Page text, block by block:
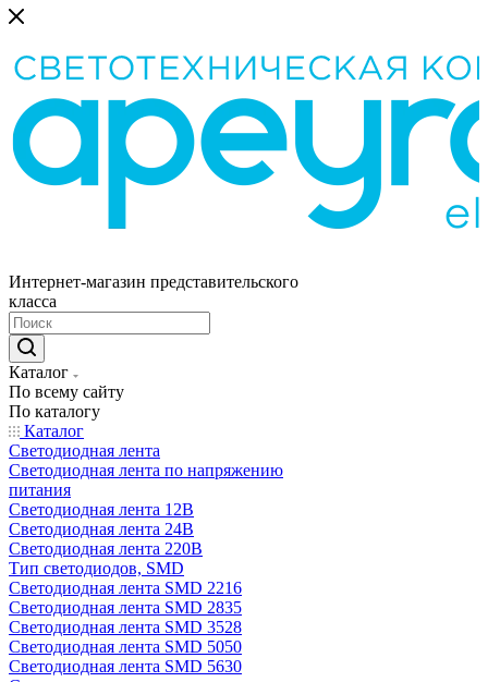
Интернет-магазин представительского
класса
Каталог
По всему сайту
По каталогу
Каталог
Светодиодная лента
Светодиодная лента по напряжению
питания
Светодиодная лента 12В
Светодиодная лента 24В
Светодиодная лента 220В
Тип светодиодов, SMD
Cветодиодная лента SMD 2216
Светодиодная лента SMD 2835
Светодиодная лента SMD 3528
Светодиодная лента SMD 5050
Светодиодная лента SMD 5630